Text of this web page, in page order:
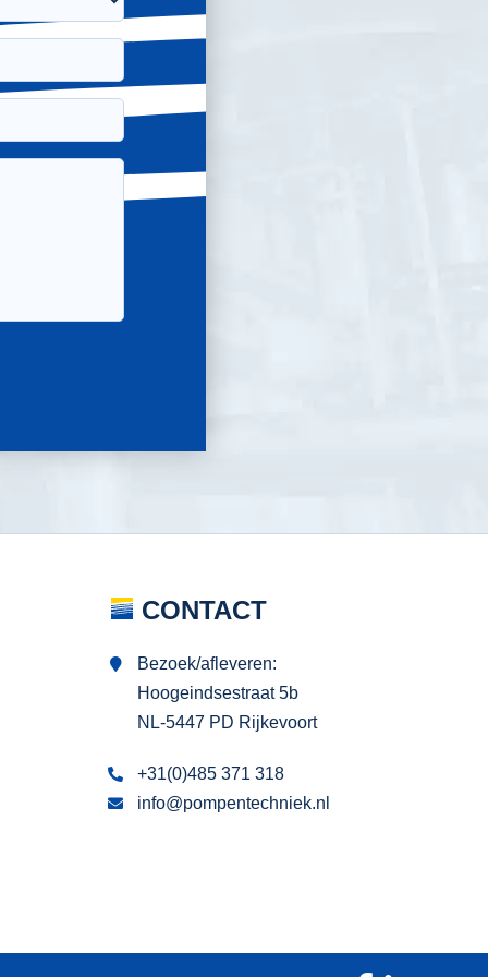
CONTACT
Bezoek/afleveren:
Hoogeindsestraat 5b
NL-5447 PD Rijkevoort
+31(0)485 371 318
info@pompentechniek.nl